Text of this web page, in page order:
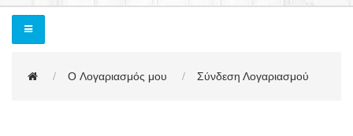
O Λογαριασμός μου Σύνδεση Λογαριασμού